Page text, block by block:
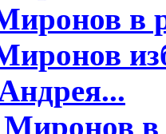
в
Миронов